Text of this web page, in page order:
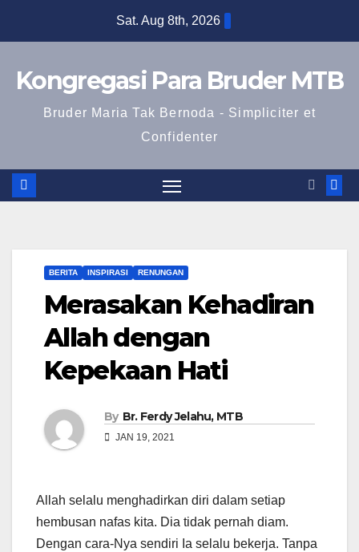
Sat. Aug 8th, 2026
Kongregasi Para Bruder MTB
Bruder Maria Tak Bernoda - Simpliciter et
Confidenter
BERITA INSPIRASI RENUNGAN
Merasakan Kehadiran
Allah dengan
Kepekaan Hati
By Br. Ferdy Jelahu, MTB
JAN 19, 2021
Allah selalu menghadirkan diri dalam setiap
hembusan nafas kita. Dia tidak pernah diam.
Dengan cara-Nya sendiri Ia selalu bekerja. Tanpa